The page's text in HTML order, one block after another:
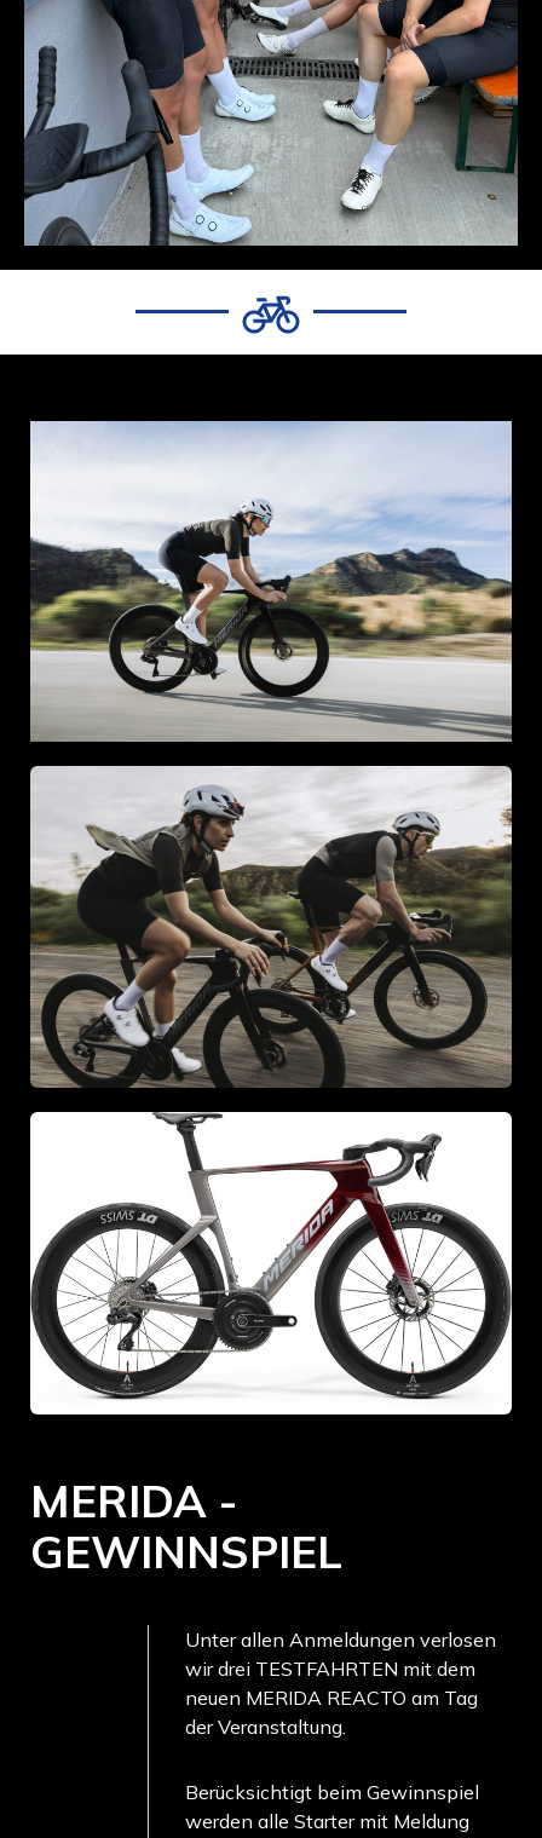
MERIDA -
GEWINNSPIEL
Unter allen Anmeldungen verlosen
wir drei TESTFAHRTEN mit dem
neuen MERIDA REACTO am Tag
der Veranstaltung.
Berücksichtigt beim Gewinnspiel
werden alle Starter mit Meldung